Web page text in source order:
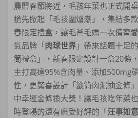
農曆春節將近，毛孩年菜也正式開
搶先掀起「毛孩圍爐潮」，集結多
春限定禮盒，讓毛爸毛媽一次備齊
氣品牌「肉球世界」帶來話題十足
筒禮盒」，新春限定設計一盒20條
主打高達95%含肉量、添加500mg
性，更驚喜設計「籤筒肉泥抽金條
中幸運金條換大獎！讓毛孩吃年菜
時登場的還有廣受好評的「汪事如意